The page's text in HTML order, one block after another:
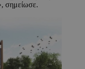
σημείωσε.